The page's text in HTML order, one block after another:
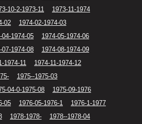
10-2-1973-11
1973-11-1974
02
1974-02-1974-03
04-1974-05
1974-05-1974-06
07-1974-08
1974-08-1974-09
1974-11
1974-11-1974-12
1975--1975-03
04-0-1975-08
1975-09-1976
05 1976-05-1976-1
1976-1-1977
1978-1978-
1978--1978-04